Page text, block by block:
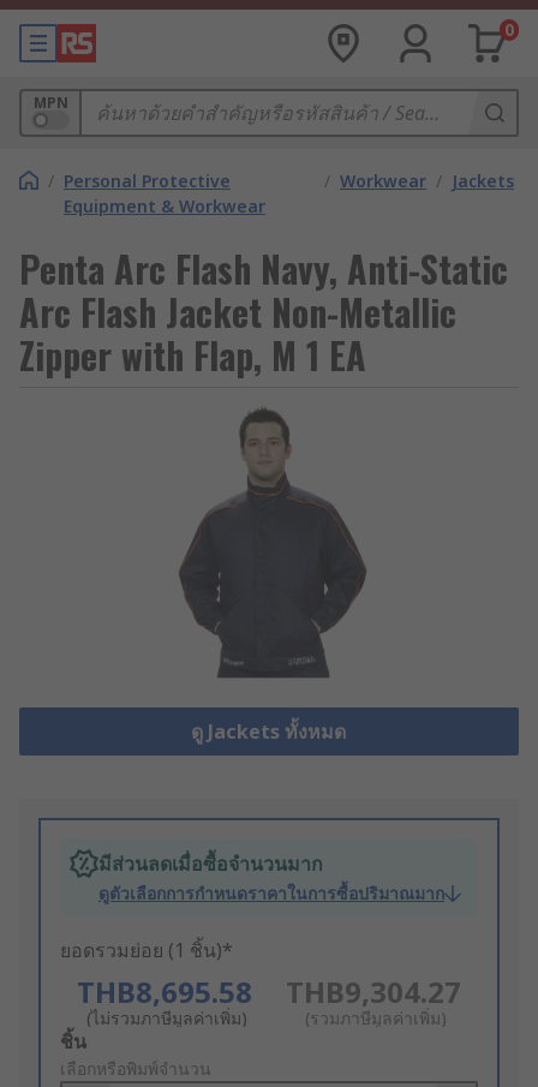
0
MPN
/ Personal Protective
Equipment & Workwear
/ Workwear / Jackets
Penta Arc Flash Navy, Anti-Static
Arc Flash Jacket Non-Metallic
Zipper with Flap, M 1 EA
ดู Jackets ทั้งหมด
มีส่วนลดเมื่อซื้อจำนวนมาก
ดูตัวเลือกการกำหนดราคาในการซื้อปริมาณมาก
ยอดรวมย่อย (1 ชิ้น)*
THB8,695.58
(ไม่รวมภาษีมูลค่าเพิ่ม)
THB9,304.27
(รวมภาษีมูลค่าเพิ่ม)
Add
to
ชิ้น
เลือกหรือพิมพ์จำนวน